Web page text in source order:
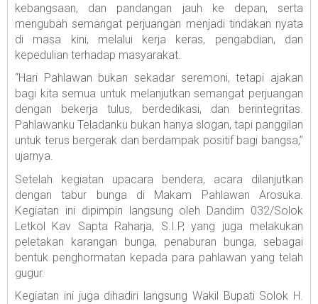
kebangsaan, dan pandangan jauh ke depan, serta
mengubah semangat perjuangan menjadi tindakan nyata
di masa kini, melalui kerja keras, pengabdian, dan
kepedulian terhadap masyarakat.
“Hari Pahlawan bukan sekadar seremoni, tetapi ajakan
bagi kita semua untuk melanjutkan semangat perjuangan
dengan bekerja tulus, berdedikasi, dan berintegritas.
Pahlawanku Teladanku bukan hanya slogan, tapi panggilan
untuk terus bergerak dan berdampak positif bagi bangsa,”
ujarnya.
Setelah kegiatan upacara bendera, acara dilanjutkan
dengan tabur bunga di Makam Pahlawan Arosuka.
Kegiatan ini dipimpin langsung oleh Dandim 032/Solok
Letkol Kav Sapta Raharja, S.I.P, yang juga melakukan
peletakan karangan bunga, penaburan bunga, sebagai
bentuk penghormatan kepada para pahlawan yang telah
gugur.
Kegiatan ini juga dihadiri langsung Wakil Bupati Solok H.